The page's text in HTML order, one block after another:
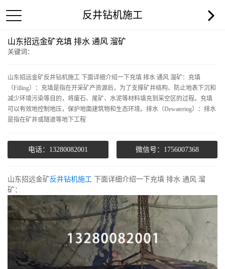
反井钻机施工
山东招远金矿充填 排水 通风 溜矿
关键词：
山东招远金矿反井钻机施工 下面详细介绍一下充填 排水 通风 溜矿：充填
（Filling）：充填是指在开采矿产资源后，为了支撑矿井结构、防止地表下沉和
减少环境污染等目的，将废石、尾矿、水泥等材料填充到采空区的过程。充填
可以有效地控制地压，保护地面建筑物和生态环境。排水（Dewatering）：排水
是指在矿井或隧道等地下工程
电话：13280082001 微信号：1756007368
山东招远金矿反井钻机施工 下面详细介绍一下充填 排水 通风 溜
矿：